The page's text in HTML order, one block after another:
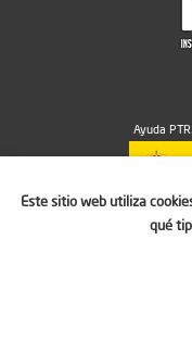
Ayuda
MICIU/
Este sitio web utiliza
qué